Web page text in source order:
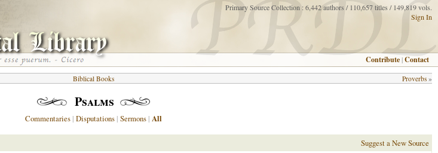
Primary Source Collection : 6,442 authors / 110,657 titles / 149,819 vols.
Sign In
Contribute |Contact
Proverbs »
Biblical Books
Psalms
Commentaries| Disputations| Sermons| All
Suggest a New Source